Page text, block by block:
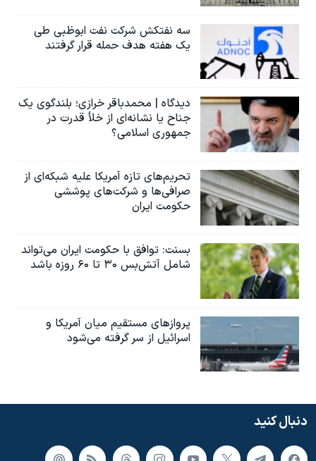
سه نفتکش شرکت نفت ابوظبی طی
یک هفته هدف حمله قرار گرفتند
دیدگاه | محمدباقر خرازی؛ بلندگوی یک
جناح یا نشانه‌ای از خلأ قدرت در
جمهوری اسلامی؟
تحریم‌های تازه آمریکا علیه شبکه‌ای از
صرافی‌ها و شرکت‌های پوششی
حکومت ایران
بسنت: توافق با حکومت ایران می‌تواند
شامل آتش‌بس ۳۰ تا ۶۰ روزه باشد
پروازهای مستقیم میان آمریکا و
اسرائیل از سر گرفته می‌شود
دنبال کنید